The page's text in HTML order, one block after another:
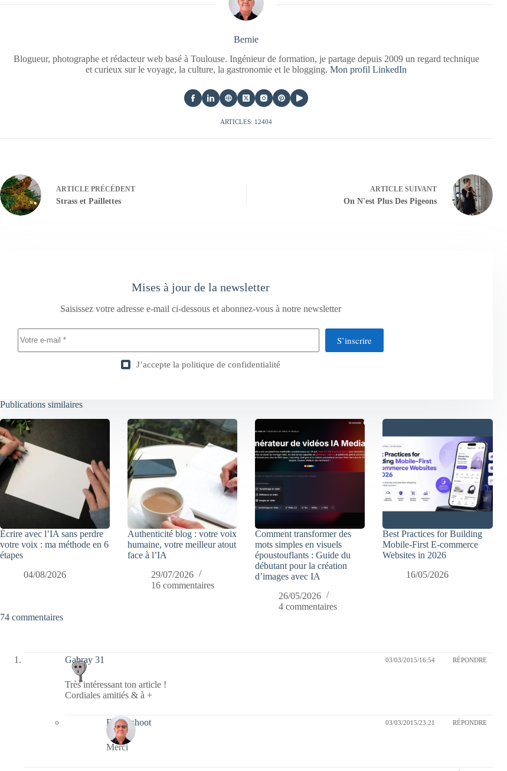
Bernie
Blogueur, photographe et rédacteur web basé à Toulouse. Ingénieur de formation, je partage depuis 2009 un regard technique
et curieux sur le voyage, la culture, la gastronomie et le blogging.Mon profil LinkedIn
ARTICLES: 12404
ARTICLE PRÉCÉDENT
Strass et Paillettes
ARTICLESUIVANT
On N'est Plus Des Pigeons
Mises à jour de la newsletter
Saisissez votre adresse e-mail ci-dessous et abonnez-vous à notre newsletter
S’inscrire
J’accepte la politique de confidentialité
Publications similaires
Écrire avec l’IA sans perdre
votre voix : ma méthode en 6
étapes
04/08/2026
Authenticité blog : votre voix
humaine, votre meilleur atout
face à l’IA
29/07/2026
16 commentaires
Comment transformer des
mots simples en visuels
époustouflants : Guide du
débutant pour la création
d’images avec IA
26/05/2026
4 commentaires
Best Practices for Building
Mobile-First E-commerce
Websites in 2026
16/05/2026
74 commentaires
Gabray 31 03/03/2015/16:54 RÉPONDRE
Très intéressant ton article !
Cordiales amitiés & à +
Bernieshoot 03/03/2015/23:21 RÉPONDRE
Merci